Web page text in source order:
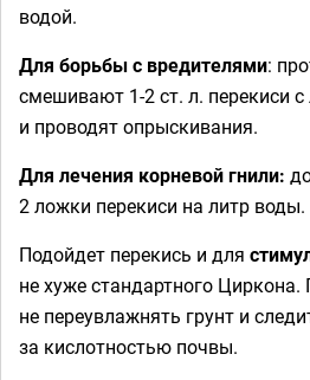
водой.
Для борьбы с вредителями:
смешивают 1-2 ст. л. перекиси
и проводят опрыскивания.
Для лечения корневой гнили:
2 ложки перекиси на литр воды.
Подойдет перекись и для
не хуже стандартного
не переувлажнять грунт и
за кислотностью почвы.